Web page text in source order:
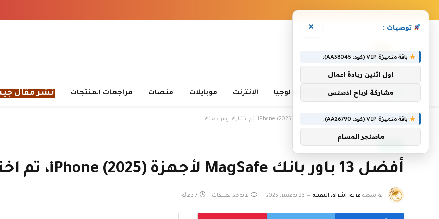
الرئيسية تعلم التكنولوجيا الإنترنت موبايلات منصات مراجعات المنتجات نشر مقال
الرئيسية» أفضل 13 باور بانك MagSafe لأجهزة iPhone (2025)، تم اختبارها ومراجعتها
منصات
أفضل 13 باور بانك MagSafe لأجهزة iPhone (2025)، تم اختبارها ومراجعتها
بواسطة فريق اشراق التقنية 23 نوفمبر، 2025 لا توجد تعليقات 7 دقائق
توصيات : ×
باقة متميزة VIP (كود: AA38045):
اول اثنين ريادة اعمال
مشاركة ارباح ادسنس
باقة متميزة VIP (كود: AA26790):
ماسنجر المسلم